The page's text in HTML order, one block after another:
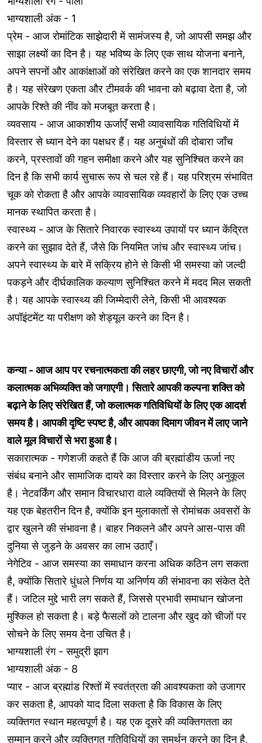
भाग्यशाली अंक - 1
प्रेम - आज रोमांटिक साझेदारी में सामंजस्य है, जो आपसी समझ और
साझा लक्ष्यों का दिन है। यह भविष्य के लिए एक साथ योजना बनाने,
अपने सपनों और आकांक्षाओं को संरेखित करने का एक शानदार समय
है। यह संरेखण एकता और टीमवर्क की भावना को बढ़ावा देता है, जो
आपके रिश्ते की नींव को मजबूत करता है।
व्यवसाय - आज आकाशीय ऊर्जाएँ सभी व्यावसायिक गतिविधियों में
विस्तार से ध्यान देने का पक्षधर हैं। यह अनुबंधों की दोबारा जाँच
करने, प्रस्तावों की गहन समीक्षा करने और यह सुनिश्चित करने का
दिन है कि सभी कार्य सुचारू रूप से चल रहे हैं। यह परिश्रम संभावित
चूक को रोकता है और आपके व्यावसायिक व्यवहारों के लिए एक उच्च
मानक स्थापित करता है।
स्वास्थ्य - आज के सितारे निवारक स्वास्थ्य उपायों पर ध्यान केंद्रित
करने का सुझाव देते हैं, जैसे कि नियमित जांच और स्वास्थ्य जांच।
अपने स्वास्थ्य के बारे में सक्रिय होने से किसी भी समस्या को जल्दी
पकड़ने और दीर्घकालिक कल्याण सुनिश्चित करने में मदद मिल सकती
है। यह आपके स्वास्थ्य की जिम्मेदारी लेने, किसी भी आवश्यक
अपॉइंटमेंट या परीक्षण को शेड्यूल करने का दिन है।
कन्या - आज आप पर रचनात्मकता की लहर छाएगी, जो नए विचारों और
कलात्मक अभिव्यक्ति को जगाएगी। सितारे आपकी कल्पना शक्ति को
बढ़ाने के लिए संरेखित हैं, जो कलात्मक गतिविधियों के लिए एक आदर्श
समय है। आपकी दृष्टि स्पष्ट है, और आपका दिमाग जीवन में लाए जाने
वाले मूल विचारों से भरा हुआ है।
सकारात्मक - गणेशजी कहते हैं कि आज की ब्रह्मांडीय ऊर्जा नए
संबंध बनाने और सामाजिक दायरे का विस्तार करने के लिए अनुकूल
है। नेटवर्किंग और समान विचारधारा वाले व्यक्तियों से मिलने के लिए
यह एक बेहतरीन दिन है, क्योंकि इन मुलाकातों से रोमांचक अवसरों के
द्वार खुलने की संभावना है। बाहर निकलने और अपने आस-पास की
दुनिया से जुड़ने के अवसर का लाभ उठाएँ।
नेगेटिव - आज समस्या का समाधान करना अधिक कठिन लग सकता
है, क्योंकि सितारे धुंधले निर्णय या अनिर्णय की संभावना का संकेत देते
हैं। जटिल मुद्दे भारी लग सकते हैं, जिससे प्रभावी समाधान खोजना
मुश्किल हो सकता है। बड़े फैसलों को टालना और खुद को चीजों पर
सोचने के लिए समय देना उचित है।
भाग्यशाली रंग - समुद्री झाग
भाग्यशाली अंक - 8
प्यार - आज ब्रह्मांड रिश्तों में स्वतंत्रता की आवश्यकता को उजागर
कर सकता है, आपको याद दिला सकता है कि विकास के लिए
व्यक्तिगत स्थान महत्वपूर्ण है। यह एक दूसरे की व्यक्तिगतता का
सम्मान करने और व्यक्तिगत गतिविधियों का समर्थन करने का दिन है,